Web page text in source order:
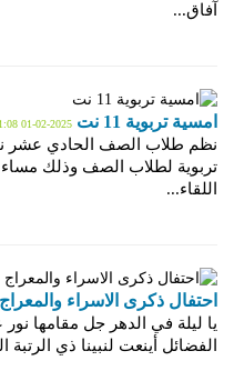
آفاق...
امسية تربوية 11 نت 2025-02-01 09:51:08
نظم طلاب الصف الحادي عشر
اللقاء...
احتفال ذكرى الاسراء والمعراج
يا ليلة في الدهر جل مقامها نور
الفضائل أينعت لنبينا ذي الرتبة